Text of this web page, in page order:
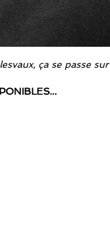
ça se passe sur